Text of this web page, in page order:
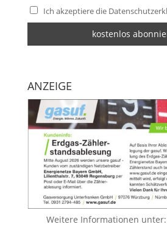
Ich akzeptiere die
ANZEIGE
Weitere Informationen unter: